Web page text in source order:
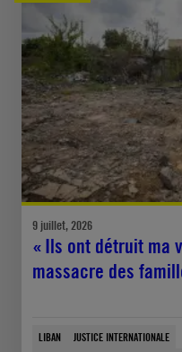
9 juillet, 2026
« Ils ont détruit ma
massacre des
LIBAN
JUSTICE INTERNATIONALE